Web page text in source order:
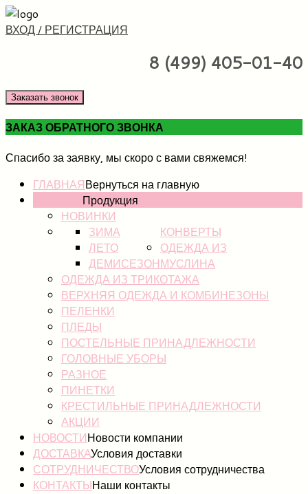
ВХОД / РЕГИСТРАЦИЯ
8 (499) 405-01-40
Заказать звонок
ЗАКАЗ ОБРАТНОГО ЗВОНКА
Спасибо за заявку, мы скоро с вами свяжемся!
ГЛАВНАЯВернуться на главную
Продукция
НОВИНКИ
КОНВЕРТЫ
ЗИМА
ЛЕТО
ДЕМИСЕЗОН
ОДЕЖДА ИЗ
МУСЛИНА
ОДЕЖДА ИЗ ТРИКОТАЖА
ВЕРХНЯЯ ОДЕЖДА И КОМБИНЕЗОНЫ
ПЕЛЕНКИ
ПЛЕДЫ
ПОСТЕЛЬНЫЕ ПРИНАДЛЕЖНОСТИ
ГОЛОВНЫЕ УБОРЫ
РАЗНОЕ
ПИНЕТКИ
КРЕСТИЛЬНЫЕ ПРИНАДЛЕЖНОСТИ
АКЦИИ
НОВОСТИНовости компании
ДОСТАВКАУсловия доставки
СОТРУДНИЧЕСТВОУсловия сотрудничества
КОНТАКТЫНаши контакты